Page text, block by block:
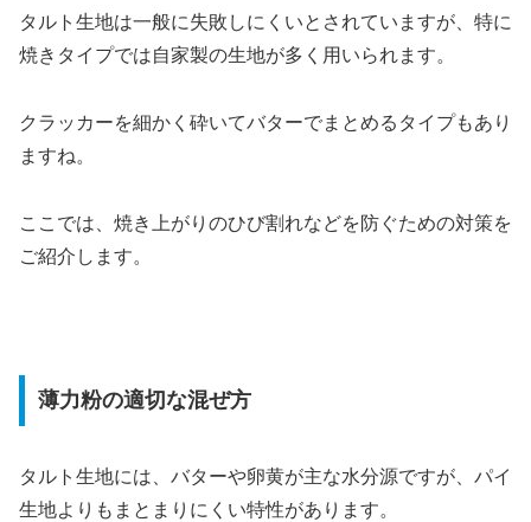
タルト生地は一般に失敗しにくいとされていますが、特に
焼きタイプでは自家製の生地が多く用いられます。
クラッカーを細かく砕いてバターでまとめるタイプもあり
ますね。
ここでは、焼き上がりのひび割れなどを防ぐための対策を
ご紹介します。
薄力粉の適切な混ぜ方
タルト生地には、バターや卵黄が主な水分源ですが、パイ
生地よりもまとまりにくい特性があります。